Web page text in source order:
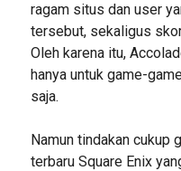
ragam situs dan user
tersebut, sekaligus
Oleh karena itu,
hanya untuk game-
saja.
Namun tindakan cukup
terbaru Square Enix